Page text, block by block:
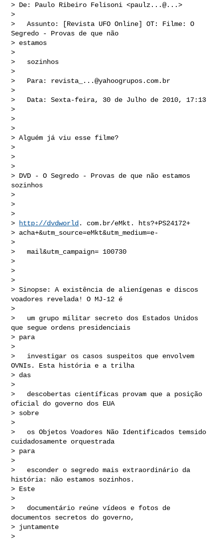
> De: Paulo Ribeiro Felisoni <paulz...@...>
>
>   Assunto: [Revista UFO Online] OT: Filme: O
Segredo - Provas de que não
> estamos
>
>   sozinhos
>
>   Para: revista_...@yahoogrupos.com.br
>
>   Data: Sexta-feira, 30 de Julho de 2010, 17:13
>
>
>
> Alguém já viu esse filme?
>
>
>
> DVD - O Segredo - Provas de que não estamos
sozinhos
>
>
>
>
http://dvdworld . com.br/eMkt. hts?+PS24172+
> acha+&utm_source=eMkt&utm_medium=e-
>
>   mail&utm_campaign= 100730
>
>
>
> Sinopse: A existência de alienígenas e discos
voadores revelada! O MJ-12 é
>
>   um grupo militar secreto dos Estados Unidos
que segue ordens presidenciais
> para
>
>   investigar os casos suspeitos que envolvem
OVNIs. Esta história e a trilha
> das
>
>   descobertas científicas provam que a posição
oficial do governo dos EUA
> sobre
>
>   os Objetos Voadores Não Identificados temsido
cuidadosamente orquestrada
> para
>
>   esconder o segredo mais extraordinário da
história: não estamos sozinhos.
> Este
>
>   documentário reúne vídeos e fotos de
documentos secretos do governo,
> juntamente
>